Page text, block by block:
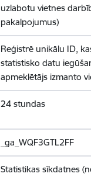
uzlabotu vietnes
pakalpojumus)
Reģistrē unikālu ID,
statistisko datu
apmeklētājs izmanto
24 stundas
_ga_WQF3GTL2FF
Statistikas sīkdatnes